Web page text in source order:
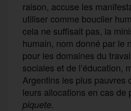
raison, accuse les
utiliser comme bouclier
cela ne suffisait pas, la
humain, nom donné par le
pour les domaines du
sociales et de l’éducation,
Argentins les plus pauvres
leurs allocations en cas de
piquete.